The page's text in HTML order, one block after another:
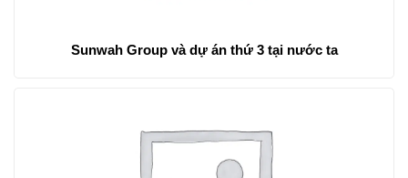
Sunwah Group và dự án thứ 3 tại nước ta